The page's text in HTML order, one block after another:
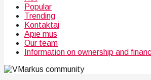
Popular
Trending
Kontaktai
Apie mus
Our team
Information on ownership and
community